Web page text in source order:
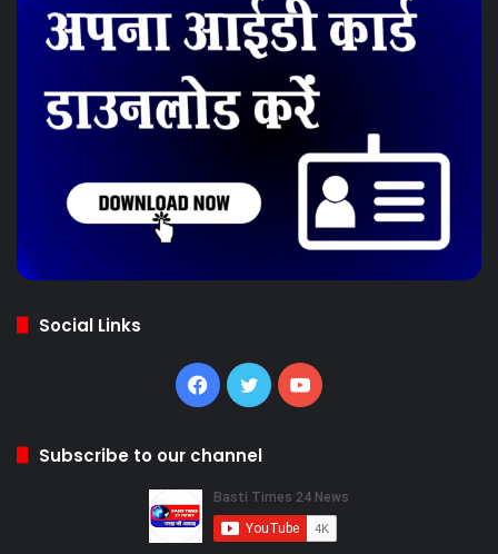
Social Links
Facebook
TwitterYouTube
Subscribe to our channel